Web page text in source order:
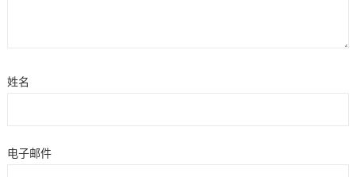
姓名
电子邮件